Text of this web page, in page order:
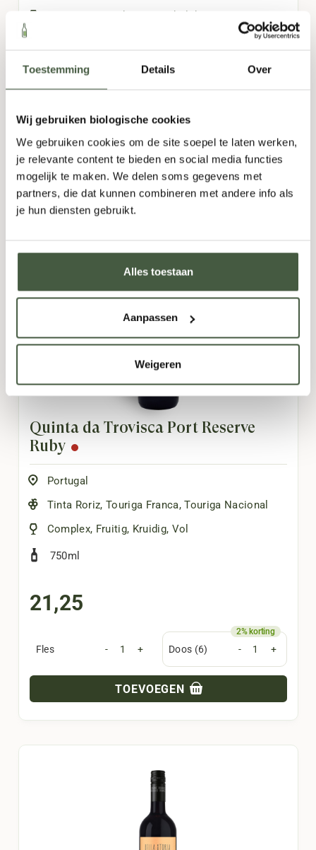
Toestemming Details Over
Wij gebruiken biologische cookies
We gebruiken cookies om de site soepel te laten werken,
je relevante content te bieden en social media functies
mogelijk te maken. We delen soms gegevens met
partners, die dat kunnen combineren met andere info als
je hun diensten gebruikt.
Alles toestaan
Aanpassen
Weigeren
12,95
Fles - Doos (6) -
TOEVOEGEN
Quinta da Trovisca Port Reserve
Ruby
Portugal
Tinta Roriz, Touriga Franca,Touriga Nacional
Complex, Fruitig, Kruidig, Vol
750ml
21,25
Fles - + Doos (6) - +
TOEVOEGEN